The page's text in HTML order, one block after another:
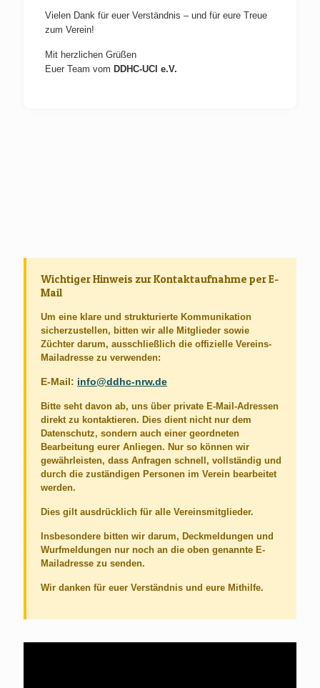
Vielen Dank für euer Verständnis – und für eure Treue
zum Verein!
Mit herzlichen Grüßen
Euer Team vom DDHC-UCI e.V.
Wichtiger Hinweis zur Kontaktaufnahme per E-
Mail
Um eine klare und strukturierte Kommunikation
sicherzustellen, bitten wir alle Mitglieder sowie
Züchter darum, ausschließlich die offizielle Vereins-
Mailadresse zu verwenden:
E-Mail: info@ddhc-nrw.de
Bitte seht davon ab, uns über private E-Mail-Adressen
direkt zu kontaktieren. Dies dient nicht nur dem
Datenschutz, sondern auch einer geordneten
Bearbeitung eurer Anliegen. Nur so können wir
gewährleisten, dass Anfragen schnell, vollständig und
durch die zuständigen Personen im Verein bearbeitet
werden.
Dies gilt ausdrücklich für alle Vereinsmitglieder.
Insbesondere bitten wir darum, Deckmeldungen und
Wurfmeldungen nur noch an die oben genannte E-
Mailadresse zu senden.
Wir danken für euer Verständnis und eure Mithilfe.